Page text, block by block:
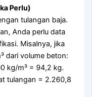
Perlu)
tulangan baja.
Anda perlu data
Misalnya, jika
dari volume beton:
kg/m³ = 94,2 kg.
tulangan = 2.260,8